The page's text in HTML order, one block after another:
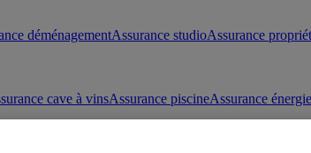
déménagementAssurance studioAssurance
cave à vinsAssurance piscineAssurance